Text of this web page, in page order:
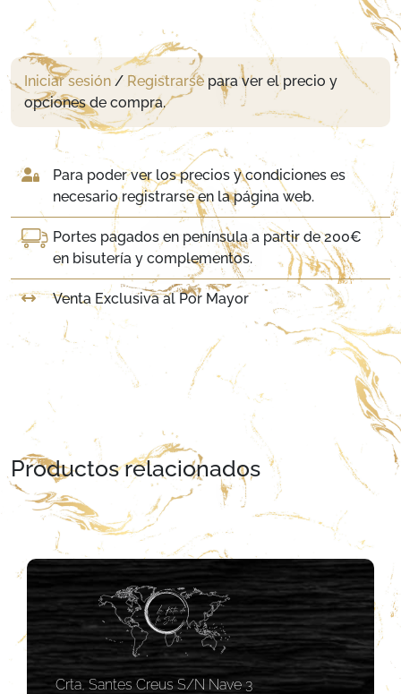
Iniciar sesión / Registrarse para ver el precio y
opciones de compra.
Para poder ver los precios y condiciones es
necesario registrarse en la página web.
Portes pagados en península a partir de 200€
en bisutería y complementos.
Venta Exclusiva al Por Mayor
Productos relacionados
Crta, Santes Creus S/N Nave 3